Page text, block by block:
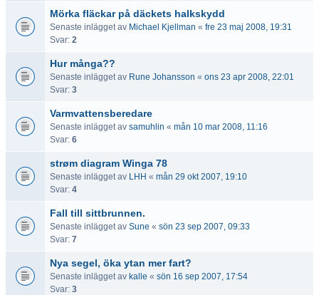
Mörka fläckar på däckets halkskydd
Senaste inlägget av Michael Kjellman « fre 23 maj 2008, 19:31
Svar: 2
Hur många??
Senaste inlägget av Rune Johansson « ons 23 apr 2008, 22:01
Svar: 3
Varmvattensberedare
Senaste inlägget av samuhlin « mån 10 mar 2008, 11:16
Svar: 6
strøm diagram Winga 78
Senaste inlägget av LHH « mån 29 okt 2007, 19:10
Svar: 4
Fall till sittbrunnen.
Senaste inlägget av Sune « sön 23 sep 2007, 09:33
Svar: 7
Nya segel, öka ytan mer fart?
Senaste inlägget av kalle « sön 16 sep 2007, 17:54
Svar: 3